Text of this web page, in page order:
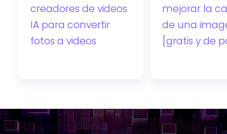
creadores de videos
IA para convertir
fotos a videos
mejorar la
de una
[gratis y de